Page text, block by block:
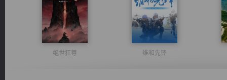
绝世狂尊 维和先锋